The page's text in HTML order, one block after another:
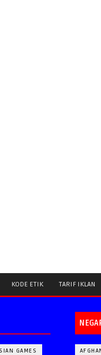
KODE ETIK TARIF IKLAN
GAMES